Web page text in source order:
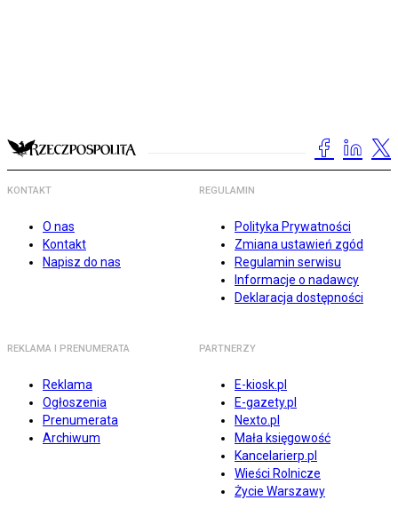
KONTAKT
O nas
Kontakt
Napisz do nas
REGULAMIN
Polityka Prywatności
Zmiana ustawień zgód
Regulamin serwisu
Informacje o nadawcy
Deklaracja dostępności
REKLAMA I PRENUMERATA
Reklama
Ogłoszenia
Prenumerata
Archiwum
PARTNERZY
E-kiosk.pl
E-gazety.pl
Nexto.pl
Mała księgowość
Kancelarierp.pl
Wieści Rolnicze
Życie Warszawy